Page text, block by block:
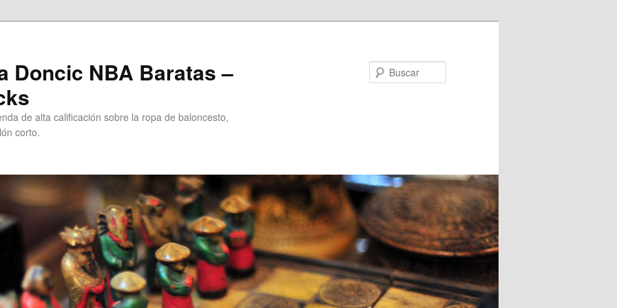
Doncic NBA Baratas –
de alta calificación sobre la ropa de baloncesto,
corto.